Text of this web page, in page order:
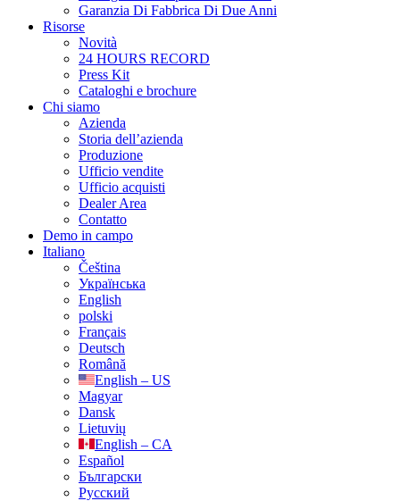
Garanzia Di Fabbrica Di Due Anni
Risorse
Novità
24 HOURS RECORD
Press Kit
Cataloghi e brochure
Chi siamo
Azienda
Storia dell’azienda
Produzione
Ufficio vendite
Ufficio acquisti
Dealer Area
Contatto
Demo in campo
Italiano
Čeština
Українська
English
polski
Français
Deutsch
Română
English – US
Magyar
Dansk
Lietuvių
English – CA
Español
Български
Русский